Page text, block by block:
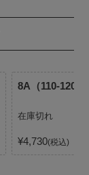
8A（110-
在庫切れ
¥4,730 税込